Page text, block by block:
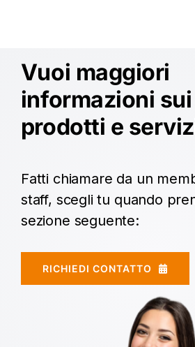
Vuoi maggiori
informazioni
prodotti e
Fatti chiamare da un
staff, scegli tu quando
sezione seguente:
RICHIEDI CONTATTO